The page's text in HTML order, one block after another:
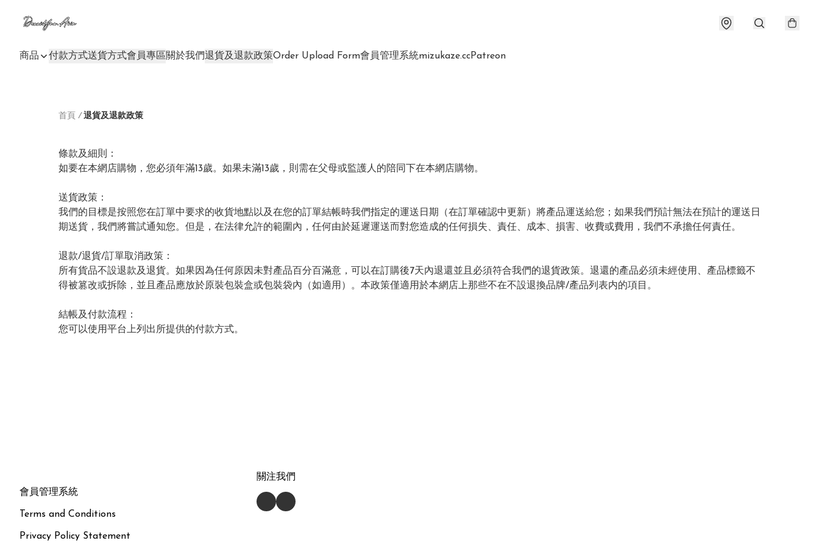
商品 付款方式送貨方式會員專區關於我們退貨及退款政策Order Upload Form會員管理系統mizukaze.ccPatreon
首頁 / 退貨及退款政策
條款及細則：
如要在本網店購物，您必須年滿13歲。如果未滿13歲，則需在父母或監護人的陪同下在本網店購物。
送貨政策：
我們的目標是按照您在訂單中要求的收貨地點以及在您的訂單結帳時我們指定的運送日期（在訂單確認中更新）將產品運送給您；如果我們預計無法在預計的運送日
期送貨，我們將嘗試通知您。但是，在法律允許的範圍內，任何由於延遲運送而對您造成的任何損失、責任、成本、損害、收費或費用，我們不承擔任何責任。
退款/退貨/訂單取消政策：
所有貨品不設退款及退貨。如果因為任何原因未對產品百分百滿意，可以在訂購後7天內退還並且必須符合我們的退貨政策。退還的產品必須未經使用、產品標籤不
得被篡改或拆除，並且產品應放於原裝包裝盒或包裝袋內（如適用）。本政策僅適用於本網店上那些不在不設退換品牌/產品列表内的項目。
結帳及付款流程：
您可以使用平台上列出所提供的付款方式。
會員管理系統
Terms and Conditions
Privacy Policy Statement
關注我們